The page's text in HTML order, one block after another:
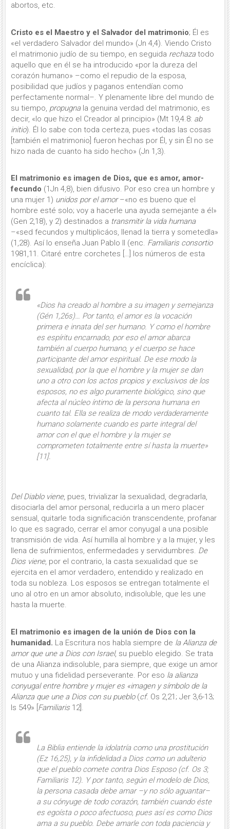
abortos, etc.
Cristo es el Maestro y el Salvador del matrimonio; Él es
«el verdadero Salvador del mundo» (Jn 4,4). Viendo Cristo
el matrimonio judío de su tiempo, en seguida rechazatodo
aquello que en él se ha introdu­cido «por la dureza del
corazón hu­mano» –como el repudio de la esposa,
posibilidad que judíos y paganos entendían como
perfectamente normal–. Y plenamente libre del mundo de
su tiempo, propugnala genuina ver­dad del matrimonio, es
decir, «lo que hizo el Creador al principio» (Mt 19,4.8: ab
initio). Él lo sabe con toda certeza, pues «todas las cosas
[también el matrimonio] fueron hechas por Él, y sin Él no se
hizo nada de cuanto ha sido hecho» (Jn 1,3).
El matrimonio es imagen de Dios, que es amor, amor-
fecundo (1Jn 4,8), bien difusivo. Por eso crea un hombre y
una mujer 1) unidos por el amor–«no es bueno que el
hombre esté solo; voy a hacerle una ayuda semejante a él»
(Gen 2,18), y 2) destinados a transmitir la vida humana
–«sed fecundos y multiplicáos, llenad la tierra y sometedla»
(1,28). Así lo enseña Juan Pablo II (enc. Familiaris consortio
1981,11. Citaré entre corchetes […] los números de esta
encíclica):
«Dios ha creado al hombre a su imagen y semejanza
(Gén 1,26s)… Por tanto, el amor es la vocación
primera e innata del ser humano. Y como el hombre
es espíritu encarnado, por eso el amor abarca
también al cuerpo humano, yel cuerpo se hace
participante del amor espiritual. De ese modo la
sexualidad, por la que el hombre y la mujer se dan
uno a otro con los actos propios y ex­clusivos de los
esposos, no es algo pu­ramente biológico, sino que
afecta al núcleo íntimo de la persona humana en
cuanto tal. Ella se realiza de modo verdaderamente
humano solamente cuando es parte integral del
amor con el que el hombre y la mujer se
comprometen totalmente entre sí hasta la muerte»
[11].
Del Diablo viene, pues, trivializar la sexua­lidad, degradarla,
disociarla del amor personal, reducirla a un mero placer
sensual, quitarle toda significación transcendente, profanar
lo que es sagrado, cerrar el amor conyugal a una posible
transmisión de vida. Así humilla al hom­bre y a la mujer, y les
llena de sufrimientos, en­fermedades y servidumbres. De
Dios viene, por el contrario, la casta sexualidad que se
ejercita en el amor verdadero, entendido y realizado en
toda su no­bleza. Los esposos se entregan totalmente el
uno al otro en un amor absoluto, indisoluble, que les une
hasta la muerte.
El matrimonio es imagen de la unión de Dios con la
humanidad. La Escritura nos habla siempre de la Alianza de
amor que une a Dios con Israel, su pueblo elegido. Se trata
de una Alianza indisoluble, para siempre, que exige un amor
mutuo y una fidelidad perseverante. Por eso la alianza
conyu­gal entre hombre y mujer es «imagen y símbolo de la
Alianza que une a Dios con su pueblo(cf. Os 2,21; Jer 3,6-13;
Is 549» [ Familiaris12].
La Biblia entiende la idolatría como una prostitución
(Ez 16,25), y la infidelidad a Dios como un adul­terio
que el pueblo comete contra Dios Esposo (cf. Os 3;
Familiaris12). Y por tanto, según el modelo de Dios,
la persona ca­sada debe amar –y no sólo aguantar–
a su cónyuge de todo corazón, también cuando éste
es egoísta o poco afectuoso, pues así es como Dios
ama a su pueblo. Debe amarle con toda paciencia y